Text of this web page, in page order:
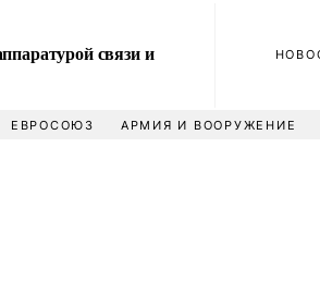
связи и
ЕВРОСОЮЗ АРМИЯ И ВООРУЖЕНИЕ